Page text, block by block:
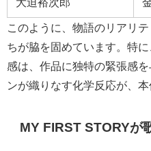
大迫裕次郎
このように、物語のリアリ
ちが脇を固めています。特
感は、作品に独特の緊張感
ンが織りなす化学反応が、
MY FIRST STORYが